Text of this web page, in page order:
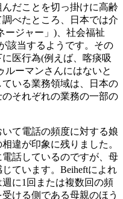
だことを切っ掛けに高齢
べたところ、日本では介
ージャー」)、社会福祉
該当するようです。その
医行為(例えば、喀痰吸
ルーマンさんにはないと
いる業務領域は、日本の
それぞれの業務の一部の
て電話の頻度に対する娘
違が印象に残りました。
話しているのですが、母
ています。Beiheftによれ
に1回または複数回の頻
ける側である母親のほう